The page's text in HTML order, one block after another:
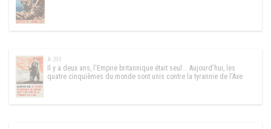
A 293
Il y a deux ans, l'Empire britannique était seul... Aujourd'hui, les
quatre cinquièmes du monde sont unis contre la tyrannie de l'Axe